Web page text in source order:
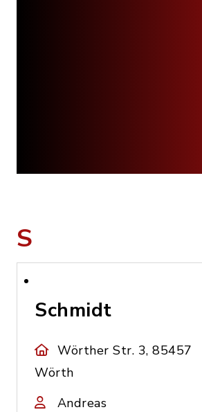
S
Schmidt
Wörther Str. 3, 85457
Wörth
Andreas